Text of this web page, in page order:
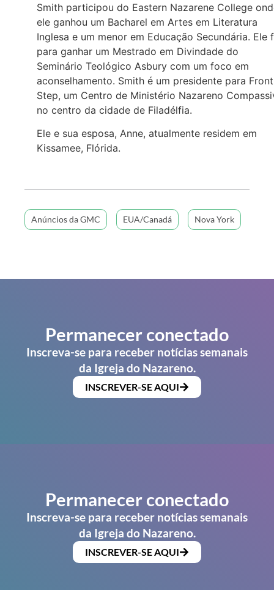
Smith participou do Eastern Nazarene College
ele ganhou um Bacharel em Artes em Literatura
Inglesa e um menor em Educação Secundária. Ele
para ganhar um Mestrado em Divindade do
Seminário Teológico Asbury com um foco em
aconselhamento. Smith é um presidente para Front
Step, um Centro de Ministério Nazareno
no centro da cidade de Filadélfia.
Ele e sua esposa, Anne, atualmente residem em
Kissamee, Flórida.
Anúncios da GMC EUA/Canadá Nova York
Permanecer conectado
Inscreva-se para receber notícias semanais
da Igreja do Nazareno.
INSCREVER-SE AQUI
Permanecer conectado
Inscreva-se para receber notícias semanais
da Igreja do Nazareno.
INSCREVER-SE AQUI